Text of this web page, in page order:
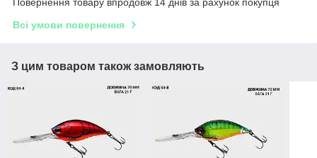
Повернення товару впродовж 14 днів за рахунок покупця
Всі умови повернення
З цим товаром також замовляють